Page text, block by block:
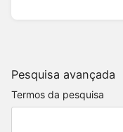
Pesquisa avançada
Termos da pesquisa